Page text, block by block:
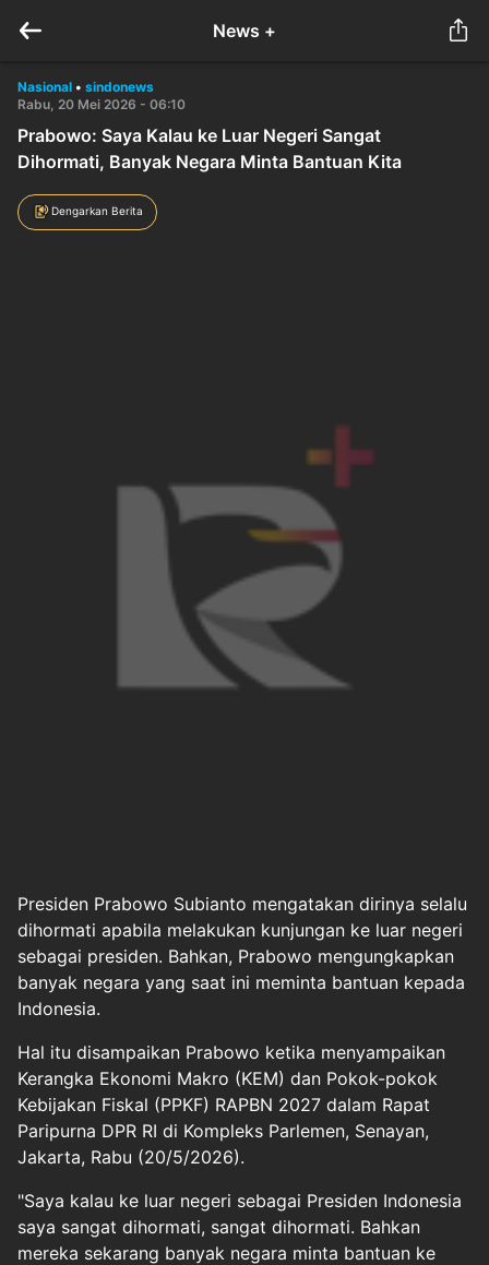
News +
Nasional • sindonews
Rabu, 20 Mei 2026 - 06:10
Prabowo: Saya Kalau ke Luar Negeri Sangat
Dihormati, Banyak Negara Minta Bantuan Kita
Dengarkan Berita
Presiden Prabowo Subianto mengatakan dirinya selalu
dihormati apabila melakukan kunjungan ke luar negeri
sebagai presiden. Bahkan, Prabowo mengungkapkan
banyak negara yang saat ini meminta bantuan kepada
Indonesia.
Hal itu disampaikan Prabowo ketika menyampaikan
Kerangka Ekonomi Makro (KEM) dan Pokok-pokok
Kebijakan Fiskal (PPKF) RAPBN 2027 dalam Rapat
Paripurna DPR RI di Kompleks Parlemen, Senayan,
Jakarta, Rabu (20/5/2026).
"Saya kalau ke luar negeri sebagai Presiden Indonesia
saya sangat dihormati, sangat dihormati. Bahkan
mereka sekarang banyak negara minta bantuan ke